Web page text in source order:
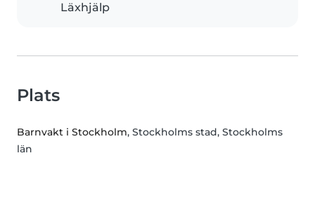
Läxhjälp
Plats
Barnvakt i Stockholm, Stockholms stad, Stockholms
län